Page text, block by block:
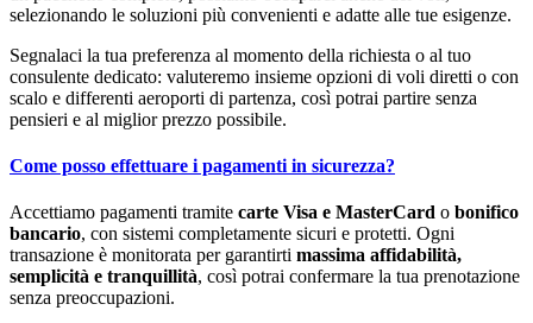
selezionando le soluzioni più convenienti e adatte alle tue esigenze.
Segnalaci la tua preferenza al momento della richiesta o al tuo
consulente dedicato: valuteremo insieme opzioni di voli diretti o con
scalo e differenti aeroporti di partenza, così potrai partire senza
pensieri e al miglior prezzo possibile.
Come posso effettuare i pagamenti in sicurezza?
Accettiamo pagamenti tramite carte Visa e MasterCard o bonifico
bancario, con sistemi completamente sicuri e protetti. Ogni
transazione è monitorata per garantirti massima affidabilità,
semplicità e tranquillità, così potrai confermare la tua prenotazione
senza preoccupazioni.